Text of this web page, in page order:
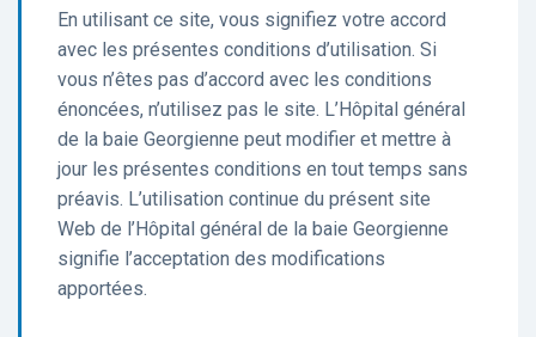
En utilisant ce site, vous signifiez votre accord
avec les présentes conditions d’utilisation. Si
vous n’êtes pas d’accord avec les conditions
énoncées, n’utilisez pas le site. L’Hôpital général
de la baie Georgienne peut modifier et mettre à
jour les présentes conditions en tout temps sans
préavis. L’utilisation continue du présent site
Web de l’Hôpital général de la baie Georgienne
signifie l’acceptation des modifications
apportées.